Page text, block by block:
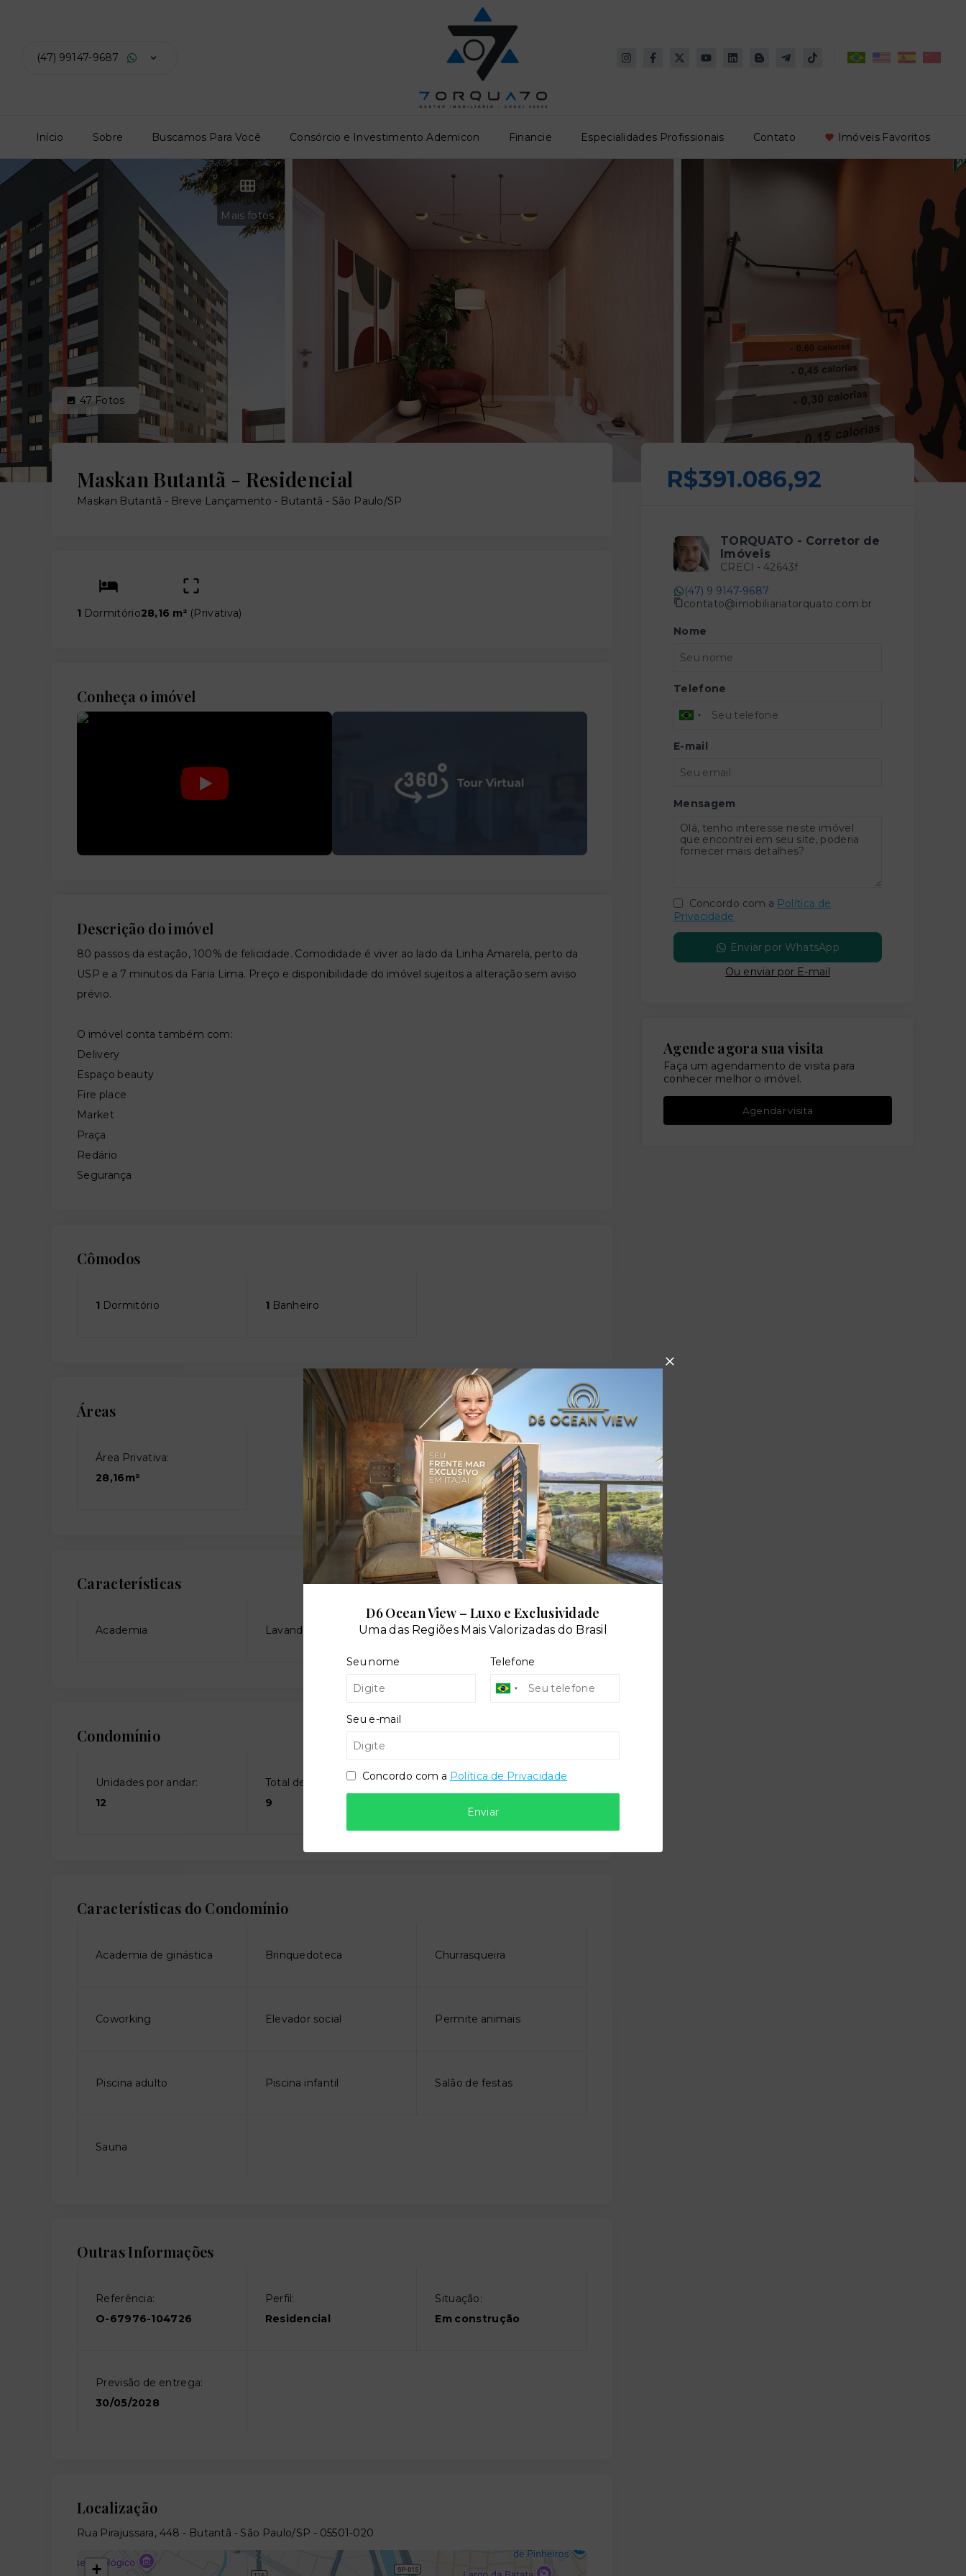
(47) 99147-9687
Início Sobre Buscamos Para Você Consórcio e Investimento Ademicon Financie Especialidades Profissionais Contato Imóveis Favoritos
Mais fotos
47 Fotos
Maskan Butantã - Residencial
Maskan Butantã - Breve Lançamento - Butantã - São Paulo/SP
1 Dormitório28,16 m² (Privativa)
Conheça o imóvel
Descrição do imóvel
80 passos da estação, 100% de felicidade. Comodidade é viver ao lado da Linha Amarela, perto da
USP e a 7 minutos da Faria Lima. Preço e disponibilidade do imóvel sujeitos a alteração sem aviso
prévio.
O imóvel conta também com:
Delivery
Espaço beauty
Fire place
Market
Praça
Redário
Segurança
Cômodos
1 Dormitório 1 Banheiro
Áreas
Área Privativa:
28,16m²
Características
Academia Lavanderia Portaria
Condomínio
Unidades por andar:
12
Total de andares:
9
Características do Condomínio
Academia de ginástica Brinquedoteca Churrasqueira
Coworking Elevador social Permite animais
Piscina adulto Piscina infantil Salão de festas
Sauna
Outras Informações
Referência:
O-67976-104726
Perfil:
Residencial
Situação:
Em construção
Previsão de entrega:
30/05/2028
Localização
Rua Pirajussara, 448 - Butantã - São Paulo/SP - 05501-020
+
R$391.086,92
TORQUATO - Corretor de
Imóveis
CRECI - 42643f
(47) 9 9147-9687
contato@imobiliariatorquato.com.br
Nome
Telefone
E-mail
Mensagem
Concordo com a Política de
Privacidade
Enviar por WhatsApp
Ou enviar por E-mail
Agende agora sua visita
Faça um agendamento de visita para
conhecer melhor o imóvel.
Agendar visita
D6 Ocean View – Luxo e Exclusividade
Uma das Regiões Mais Valorizadas do Brasil
Seu nome Telefone
Seu e-mail
Concordo com a Política de Privacidade
Enviar